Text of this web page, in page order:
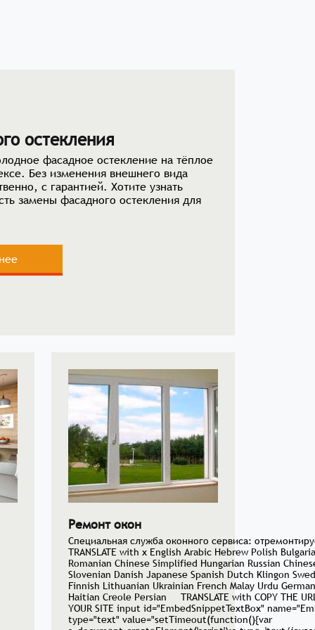
остекления
фасадное остекление на тёплое
Без изменения внешнего вида
с гарантией. Хотите узнать
замены фасадного остекления для
Ремонт окон
Специальная служба оконного сервиса:
TRANSLATE with x English Arabic Hebrew Polish
Romanian Chinese Simplified Hungarian Russian
Slovenian Danish Japanese Spanish Dutch Klingon
Finnish Lithuanian Ukrainian French Malay Urdu
Haitian Creole Persian TRANSLATE with COPY THE URL
YOUR SITE input id="EmbedSnippetTextBox"
type="text" value="setTimeout(function(){var